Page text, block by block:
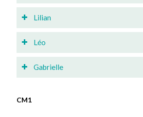
Lilian
Léo
Gabrielle
CM1